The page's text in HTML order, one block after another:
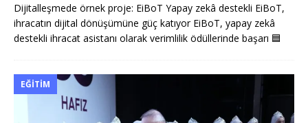
Dijitalleşmede örnek proje: EiBoT Yapay zekâ destekli EiBoT,
ihracatın dijital dönüşümüne güç katıyor EiBoT, yapay zekâ
destekli ihracat asistanı olarak verimlilik ödüllerinde başarı 🟦
EĞITIM